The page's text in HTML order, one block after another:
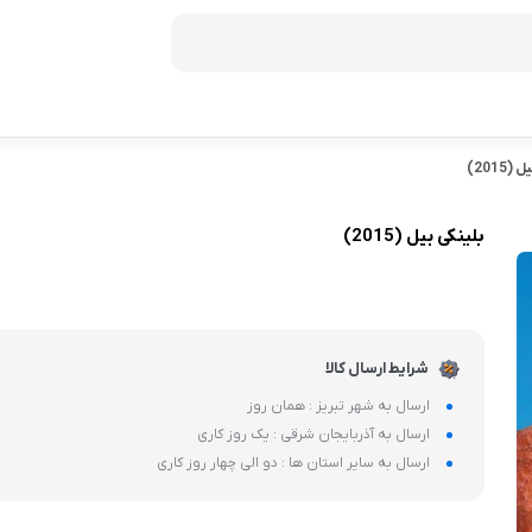
بلینکی بیل (2015)
شرایط ارسال کالا
ارسال به شهر تبریز : همان روز
ارسال به آذربایجان شرقی : یک روز کاری
ارسال به سایر استان ها : دو الی چهار روز کاری